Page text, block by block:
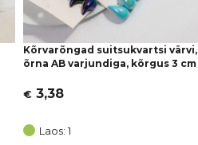
Kõrvarõngad suitsukvartsi värvi,
õrna AB varjundiga, kõrgus 3 cm
€ 3,38
Laos: 1